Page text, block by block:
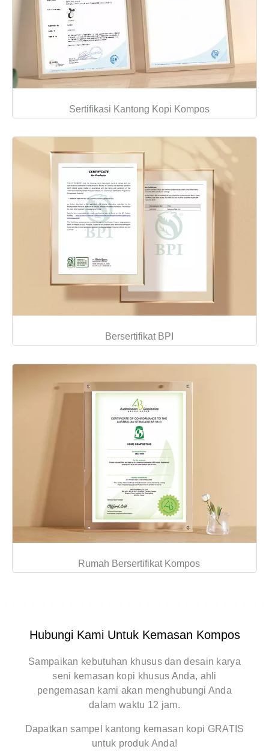
Sertifikasi Kantong Kopi Kompos
Bersertifikat BPI
Rumah Bersertifikat Kompos
Hubungi Kami Untuk Kemasan Kompos
Sampaikan kebutuhan khusus dan desain karya
seni kemasan kopi khusus Anda, ahli
pengemasan kami akan menghubungi Anda
dalam waktu 12 jam.
Dapatkan sampel kantong kemasan kopi GRATIS
untuk produk Anda!